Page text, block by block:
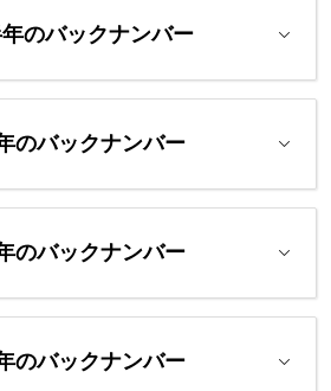
のバックナンバー
のバックナンバー
のバックナンバー
のバックナンバー